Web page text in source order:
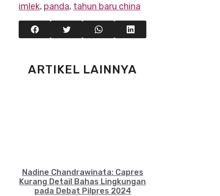
imlek, panda, tahun baru china
ARTIKEL LAINNYA
Nadine Chandrawinata: Capres
Kurang Detail Bahas Lingkungan
pada Debat Pilpres 2024